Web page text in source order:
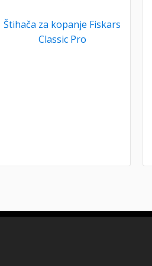
Štihača za kopanje Fiskars
Classic Pro